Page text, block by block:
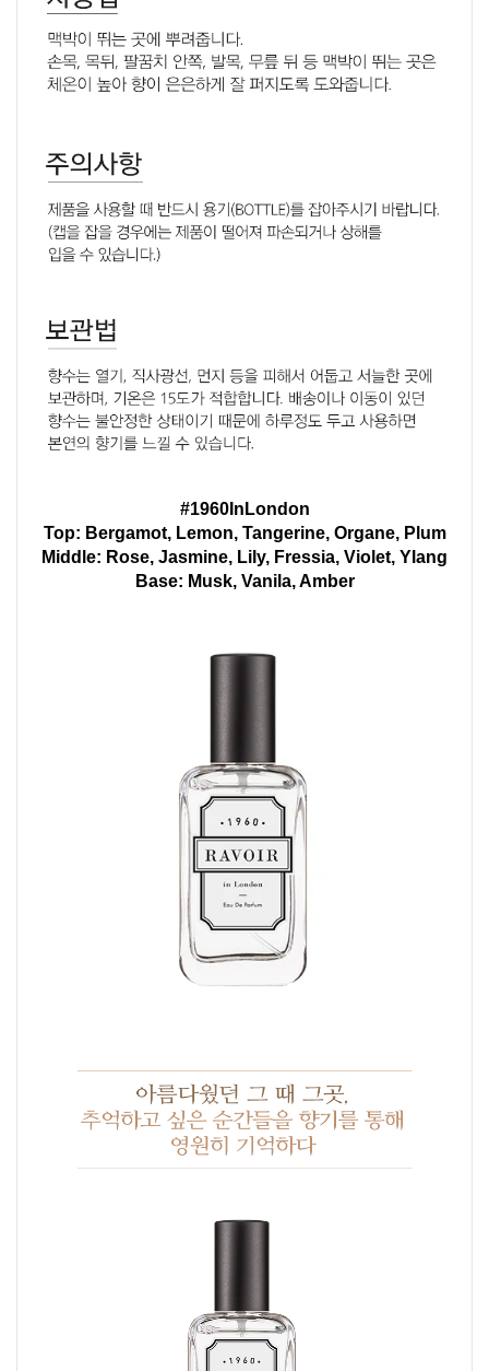
#1960InLondon
Top: Bergamot, Lemon, Tangerine, Organe, Plum
Middle: Rose, Jasmine, Lily, Fressia, Violet, Ylang
Base: Musk, Vanila, Amber